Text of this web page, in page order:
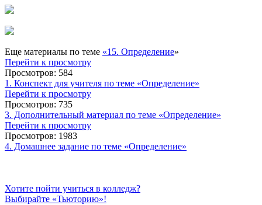
Еще материалы по теме «15. Определение»
Перейти к просмотру
Просмотров: 584
1. Конспект для учителя по теме «Определение»
Перейти к просмотру
Просмотров: 735
3. Дополнительный материал по теме «Определение»
Перейти к просмотру
Просмотров: 1983
4. Домашнее задание по теме «Определение»
Хотите пойти учиться в колледж?
Выбирайте «Тьюторию»!